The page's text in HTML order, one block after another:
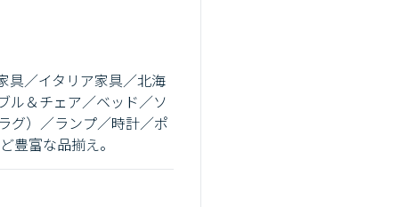
具／イタリア家具／北海
ル＆チェア／ベッド／ソ
グ）／ランプ／時計／ポ
豊富な品揃え。